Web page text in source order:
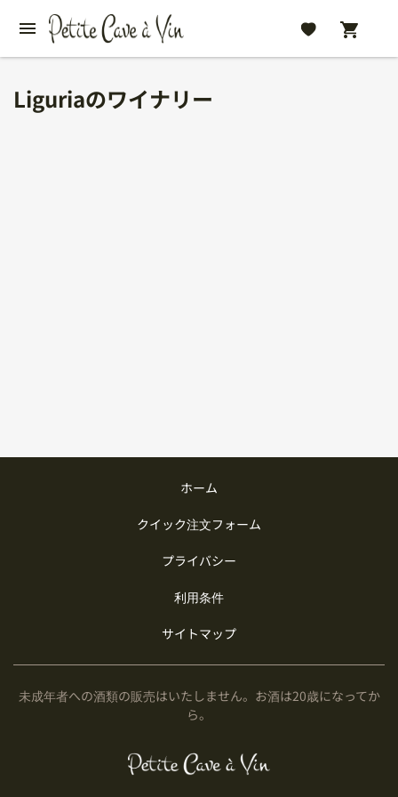
Liguriaのワイナリー
ホーム
クイック注文フォーム
プライバシー
利用条件
サイトマップ
未成年者への酒類の販売はいたしません。お酒は20歳になってか
ら。